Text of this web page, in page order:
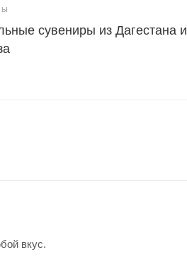
сувениры из Дагестана и
вкус.